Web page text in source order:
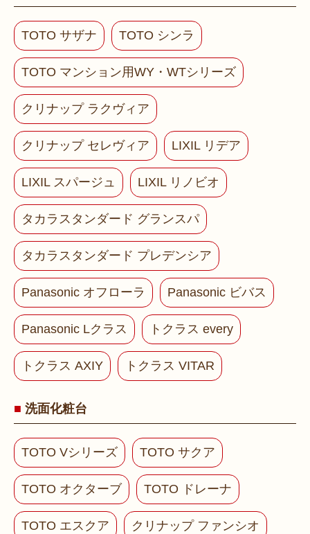
TOTO サザナ TOTO シンラ
TOTO マンション用WY・WTシリーズ
クリナップ ラクヴィア
クリナップ セレヴィア LIXIL リデア
LIXIL スパージュ LIXIL リノビオ
タカラスタンダード グランスパ
タカラスタンダード プレデンシア
Panasonic オフローラ Panasonic ビバス
Panasonic Lクラス トクラス every
トクラス AXIY トクラス VITAR
洗面化粧台
TOTO Vシリーズ TOTO サクア
TOTO オクターブ TOTO ドレーナ
TOTO エスクア クリナップ ファンシオ